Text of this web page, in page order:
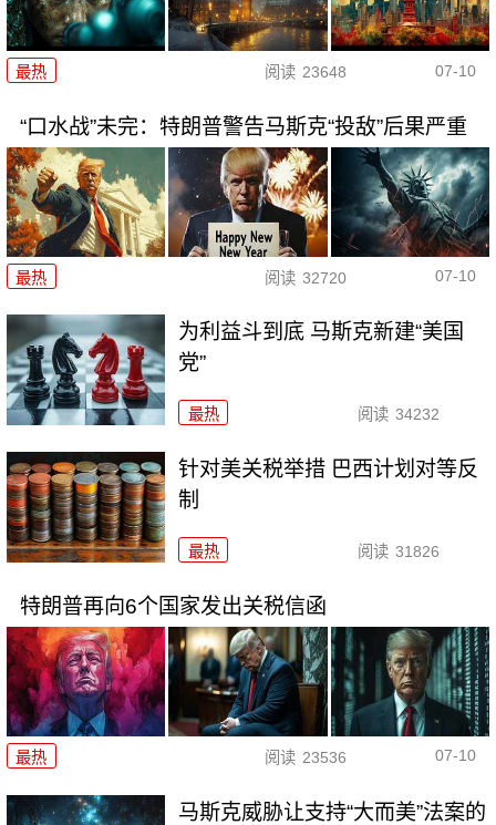
最热 阅读 23648 07-10
“口水战”未完：特朗普警告马斯克“投敌”后果严重
最热 阅读 32720 07-10
为利益斗到底 马斯克新建“美国
党”
最热 阅读 34232
针对美关税举措 巴西计划对等反
制
最热 阅读 31826
特朗普再向6个国家发出关税信函
最热 阅读 23536 07-10
马斯克威胁让支持“大而美”法案的